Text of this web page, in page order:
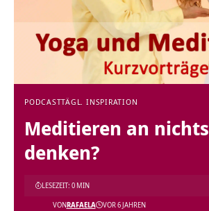
PODCASTTÄGL. INSPIRATION
Meditieren an nichts
denken?
VONRAFAELA VOR 6 JAHREN
LESEZEIT: 0 MIN